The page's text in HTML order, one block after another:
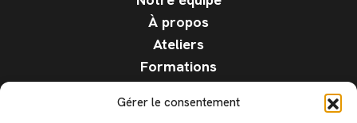
Gérer le consentement
À propos
Ateliers
Formations
Blog